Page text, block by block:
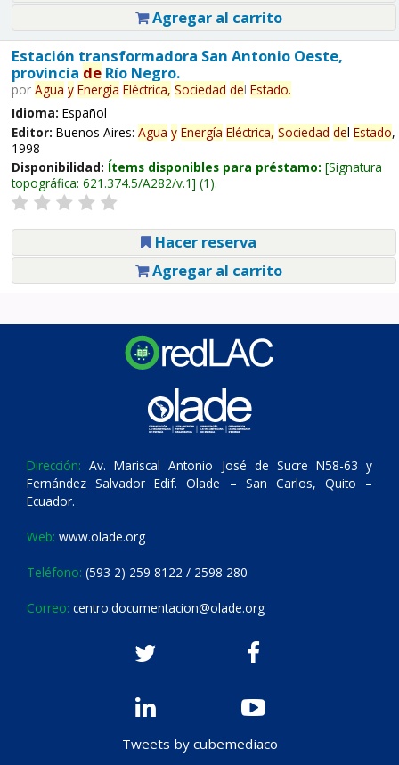
Agregar al carrito
Estación transformadora San Antonio Oeste,
provincia deRío Negro.
por Agua y Energía Eléctrica, Sociedad del Estado.
Idioma: Español
Editor: Buenos Aires: Agua y Energía Eléctrica, Sociedad del Estado,
1998
Disponibilidad: Ítems disponibles para préstamo: Signatura
topográfica: 621.374.5/A282/v.1 (1).
Hacer reserva
Agregar al carrito
Dirección: Av. Mariscal Antonio José de Sucre N58-63 y
Fernández Salvador Edif. Olade – San Carlos, Quito –
Ecuador.
Web: www.olade.org
Teléfono: (593 2) 259 8122 / 2598 280
Correo: centro.documentacion@olade.org
Tweets by cubemediaco